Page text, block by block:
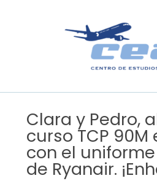
Clara y Pedro,
curso TCP 90M
con el
de Ryanair.